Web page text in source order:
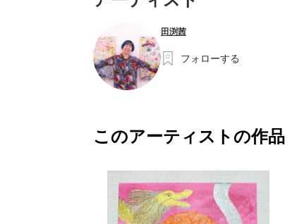
田渕茜
フォローする
このアーティストの作品